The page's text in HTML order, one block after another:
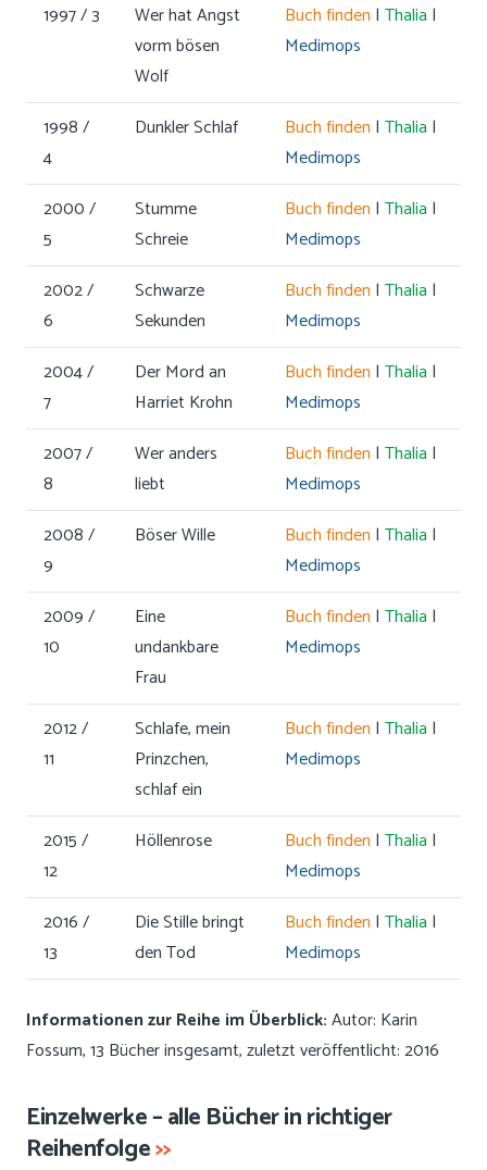
1997 / 3
Wer hat Angst
vorm bösen
Wolf
Buch finden | Thalia |
Medimops
1998 /
4
Dunkler Schlaf Buch finden | Thalia |
Medimops
2000 /
5
Stumme
Schreie
Buch finden | Thalia |
Medimops
2002 /
6
Schwarze
Sekunden
Buch finden | Thalia |
Medimops
2004 /
7
Der Mord an
Harriet Krohn
Buch finden | Thalia |
Medimops
2007 /
8
Wer anders
liebt
Buch finden | Thalia |
Medimops
2008 /
9
Böser Wille Buch finden | Thalia |
Medimops
2009 /
10
Eine
undankbare
Frau
Buch finden | Thalia |
Medimops
2012 /
11
Schlafe, mein
Prinzchen,
schlaf ein
Buch finden | Thalia |
Medimops
2015 /
12
Höllenrose Buch finden | Thalia |
Medimops
2016 /
13
Die Stille bringt
den Tod
Buch finden | Thalia |
Medimops
Informationen zur Reihe im Überblick:Autor: Karin
Fossum, 13 Bücher insgesamt, zuletzt veröffentlicht: 2016
Einzelwerke – alle Bücher in richtiger
Reihenfolge>>